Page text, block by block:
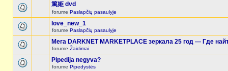
篤姫 dvd
forume Paslapčių pasaulyje
love_new_1
forume Paslapčių pasaulyje
Мега DARKNET MARKETPLACE зеркала 25 год — Где
forume Žaidimai
Pipedija negyva?
forume Pipedystės